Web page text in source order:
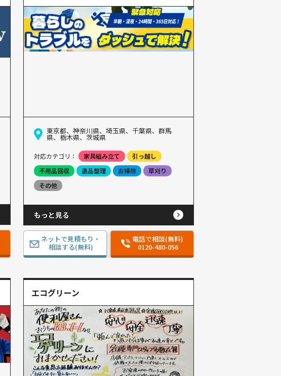
東京都、神奈川県、埼玉県、千葉県、群馬
県、栃木県、茨城県
対応カテゴリ： 家具組み立て
引っ越し
不用品回収
遺品整理 お掃除
草刈り
その他
もっと見る
ネットで見積もり・
相談する(無料)
電話で相談(無料)
0120-480-056
エコグリーン